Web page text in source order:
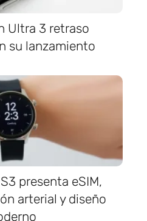
Ultra 3 retraso
su lanzamiento
presenta eSIM,
arterial y diseño